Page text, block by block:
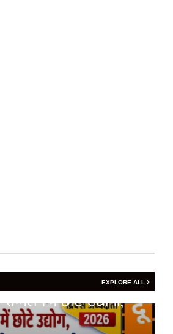
EXPLORE ALL
में छोटे उद्योगों,